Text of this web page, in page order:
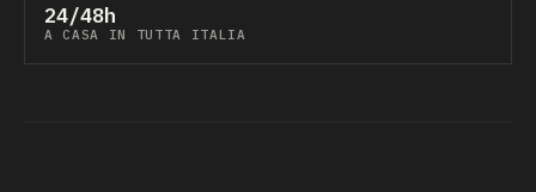
24/48h
A CASA IN TUTTA ITALIA